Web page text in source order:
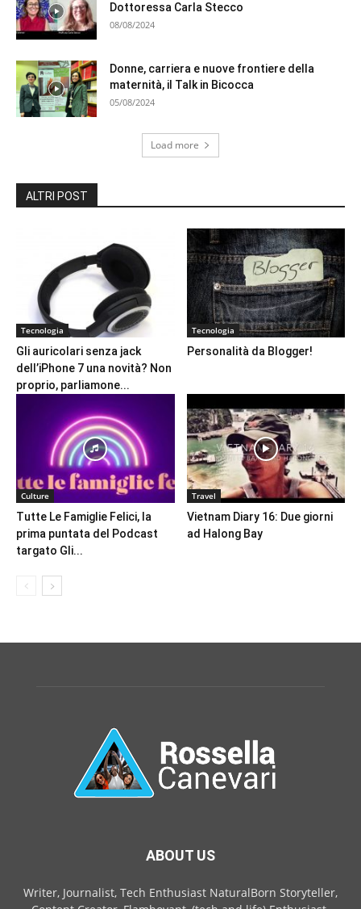
Dottoressa Carla Stecco
08/08/2024
Donne, carriera e nuove frontiere della
maternità, il Talk in Bicocca
05/08/2024
Load more
ALTRI POST
Tecnologia
Gli auricolari senza jack
dell’iPhone 7 una novità? Non
proprio, parliamone...
Tecnologia
Personalità da Blogger!
Culture
Tutte Le Famiglie Felici, la
prima puntata del Podcast
targato Gli...
Travel
Vietnam Diary 16: Due giorni
ad Halong Bay
ABOUT US
Writer, Journalist, Tech Enthusiast NaturalBorn Storyteller,